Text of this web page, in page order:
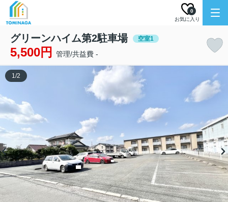
お気に入り
0
グリーンハイム第2駐車場 空室1
5,500円 管理/共益費 -
1/2